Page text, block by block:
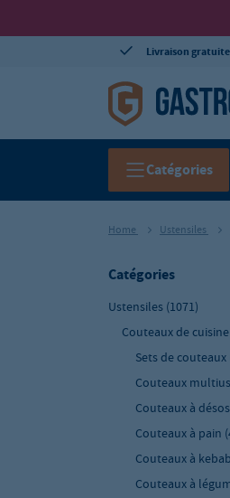
Livraison
Catégories
Home Ustensiles
Catégories
Ustensiles (1071)
Couteaux de cuisine
Sets de couteaux
Couteaux
Couteaux à
Couteaux à pain
Couteaux à kebab
Couteaux à